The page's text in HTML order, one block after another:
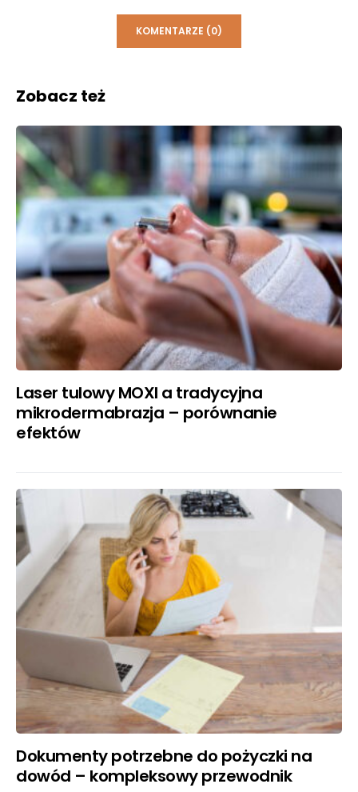
KOMENTARZE (0)
Zobacz też
Laser tulowy MOXI a tradycyjna
mikrodermabrazja – porównanie
efektów
Dokumenty potrzebne do pożyczki na
dowód – kompleksowy przewodnik